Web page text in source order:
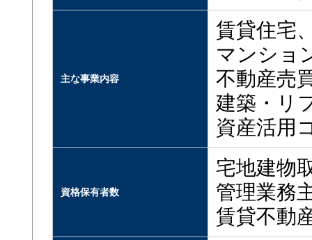
主な事業内容
賃貸住宅
マンショ
不動産売
建築・リ
資産活用
資格保有者数
宅地建物
管理業務
賃貸不